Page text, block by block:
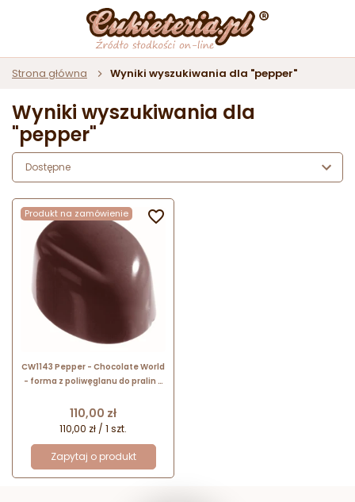
Strona główna Wyniki wyszukiwania dla "pepper"
Wyniki wyszukiwania dla
"pepper"
Dostępne
Produkt na zamówienie
CW1143 Pepper - Chocolate World
- forma z poliwęglanu do pralin -
14 g x 21 pralin
Cena
110,00 zł
110,00 zł / 1 szt.
Zapytaj o produkt
